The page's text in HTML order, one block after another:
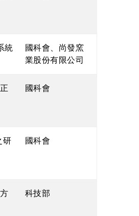
統
國科會、尚發窯
業股份有限公司
國科會
研
國科會
科技部